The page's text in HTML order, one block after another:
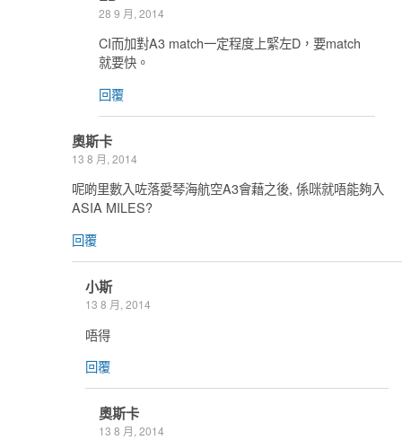
28 9 月, 2014
CI而加對A3 match一定程度上緊左D，要match
就要快。
回覆
奧斯卡
13 8 月, 2014
呢啲里數入咗落愛琴海航空A3會藉之後, 係咪就唔能夠入
ASIA MILES?
回覆
小斯
13 8 月, 2014
唔得
回覆
奧斯卡
13 8 月, 2014